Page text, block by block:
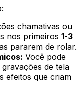
chamativas ou
nos primeiros 1-3
pararem de rolar.
Você pode
de tela
efeitos que criam